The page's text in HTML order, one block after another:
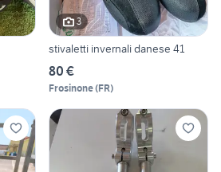
3
stivaletti invernali danese 41
80 €
Frosinone(FR)